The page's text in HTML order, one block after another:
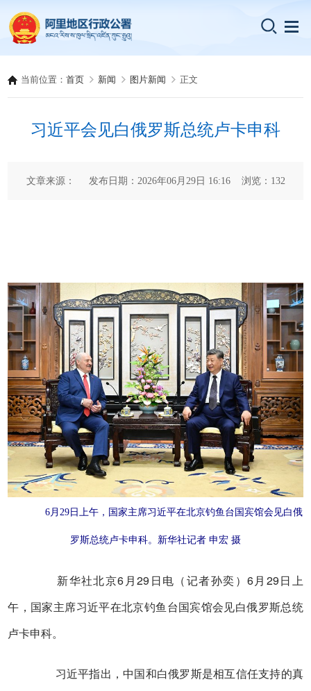
当前位置：首页 新闻 图片新闻 正文
习近平会见白俄罗斯总统卢卡申科
文章来源： 发布日期：2026年06月29日 16:16 浏览： 132
6月29日上午，国家主席习近平在北京钓鱼台国宾馆会见白俄
罗斯总统卢卡申科。新华社记者 申宏 摄
新华社北京6月29日电（记者孙奕）6月29日上
午，国家主席习近平在北京钓鱼台国宾馆会见白俄罗斯总统
卢卡申科。
习近平指出，中国和白俄罗斯是相互信任支持的真